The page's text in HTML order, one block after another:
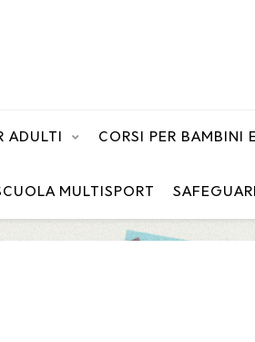
ADULTI CORSI PER BAMBINI
MULTISPORT